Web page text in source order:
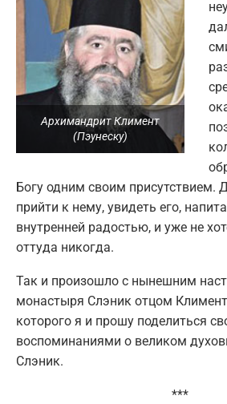
Архимандрит Климент
(Пэунеску)
Богу одним своим присутствием.
прийти к нему, увидеть его,
внутренней радостью, и уже не
оттуда никогда.
Так и произошло с нынешним
монастыря Слэник отцом
которого я и прошу поделиться
воспоминаниями о великом
Слэник.
***